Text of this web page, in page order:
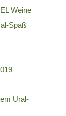
Weine
Spaß
Ural-